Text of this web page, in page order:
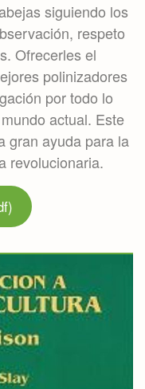
siguiendo los
respeto
Ofrecerles el
polinizadores
por todo lo
actual. Este
gran ayuda para la
revolucionaria.